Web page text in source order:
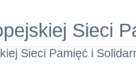
Sieci
Sieci Pamięć i